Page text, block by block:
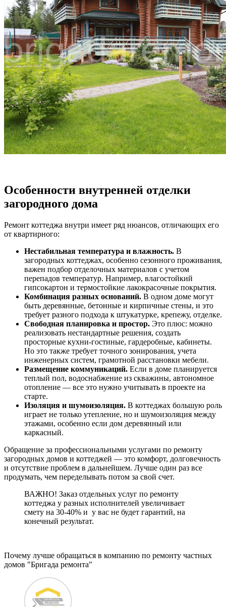
Особенности внутренней отделки
загородного дома
Ремонт коттеджа внутри имеет ряд нюансов, отличающих его
от квартирного:
Нестабильная температура и влажность. В
загородных коттеджах, особенно сезонного проживания,
важен подбор отделочных материалов с учетом
перепадов температур. Например, влагостойкий
гипсокартон и термостойкие лакокрасочные покрытия.
Комбинация разных оснований. В одном доме могут
быть деревянные, бетонные и кирпичные стены, и это
требует разного подхода к штукатурке, крепежу, отделке.
Свободная планировка и простор. Это плюс: можно
реализовать нестандартные решения, создать
просторные кухни-гостиные, гардеробные, кабинеты.
Но это также требует точного зонирования, учета
инженерных систем, грамотной расстановки мебели.
Размещение коммуникаций. Если в доме планируется
теплый пол, водоснабжение из скважины, автономное
отопление — все это нужно учитывать в проекте на
старте.
Изоляция и шумоизоляция. В коттеджах большую роль
играет не только утепление, но и шумоизоляция между
этажами, особенно если дом деревянный или
каркасный.
Обращение за профессиональными услугами по ремонту
загородных домов и коттеджей — это комфорт, долговечность
и отсутствие проблем в дальнейшем. Лучше один раз все
продумать, чем переделывать потом за свой счет.
ВАЖНО! Заказ отдельных услуг по ремонту
коттеджа у разных исполнителей увеличивает
смету на 30-40% и у вас не будет гарантий, на
конечный результат.
Почему лучше обращаться в компанию по ремонту частных
домов "Бригада ремонта"